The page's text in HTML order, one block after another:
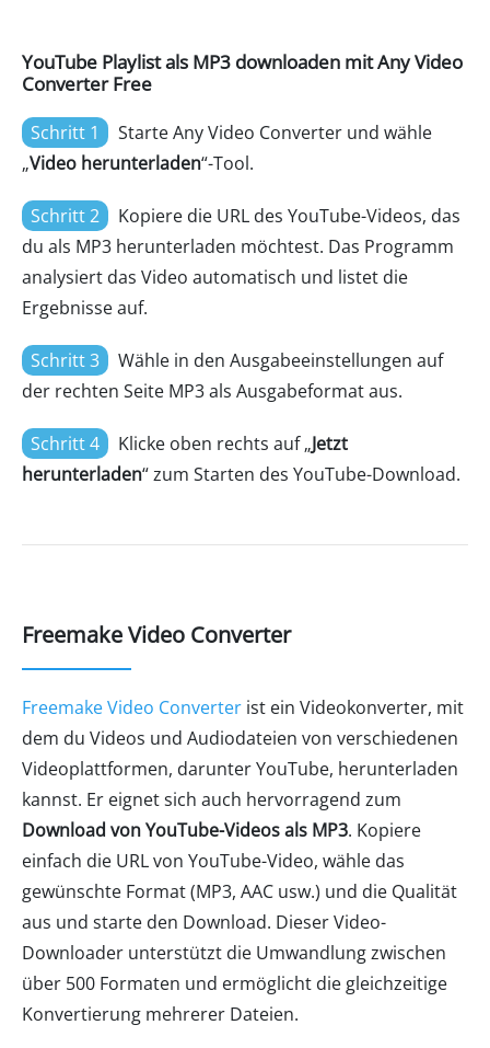
YouTube Playlist als MP3 downloaden mit Any Video
Converter Free
Schritt 1
Starte Any Video Converter und wähle
„Video herunterladen“-Tool.
Schritt 2
Kopiere die URL des YouTube-Videos, das
du als MP3 herunterladen möchtest. Das Programm
analysiert das Video automatisch und listet die
Ergebnisse auf.
Schritt 3
Wähle in den Ausgabeeinstellungen auf
der rechten Seite MP3 als Ausgabeformat aus.
Schritt 4 Klicke oben rechts auf „Jetzt
herunterladen“ zum Starten des YouTube-Download.
Freemake Video Converter
Freemake Video Converter ist ein Videokonverter, mit
dem du Videos und Audiodateien von verschiedenen
Videoplattformen, darunter YouTube, herunterladen
kannst. Er eignet sich auch hervorragend zum
Download von YouTube-Videos als MP3. Kopiere
einfach die URL von YouTube-Video, wähle das
gewünschte Format (MP3, AAC usw.) und die Qualität
aus und starte den Download. Dieser Video-
Downloader unterstützt die Umwandlung zwischen
über 500 Formaten und ermöglicht die gleichzeitige
Konvertierung mehrerer Dateien.